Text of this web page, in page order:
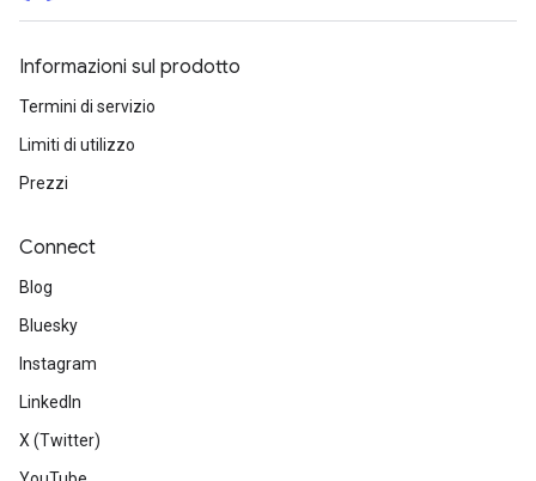
Informazioni sul prodotto
Termini di servizio
Limiti di utilizzo
Prezzi
Connect
Blog
Bluesky
Instagram
LinkedIn
X (Twitter)